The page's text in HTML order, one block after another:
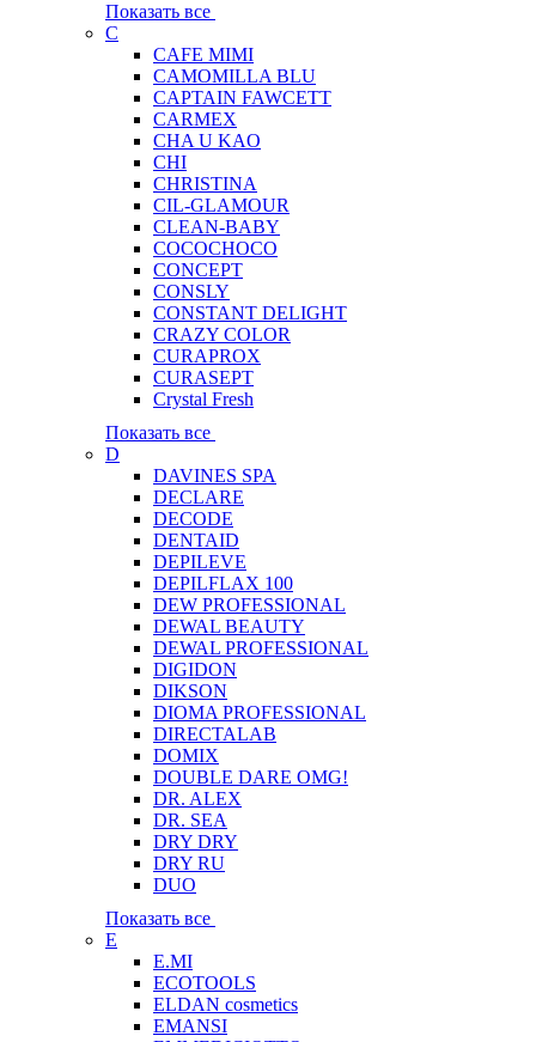
Показать все
C
CAFE MIMI
CAMOMILLA BLU
CAPTAIN FAWCETT
CARMEX
CHA U KAO
CHI
CHRISTINA
CIL-GLAMOUR
CLEAN-BABY
COCOCHOCO
CONCEPT
CONSLY
CONSTANT DELIGHT
CRAZY COLOR
CURAPROX
CURASEPT
Crystal Fresh
Показать все
D
DAVINES SPA
DECLARE
DECODE
DENTAID
DEPILEVE
DEPILFLAX 100
DEW PROFESSIONAL
DEWAL BEAUTY
DEWAL PROFESSIONAL
DIGIDON
DIKSON
DIOMA PROFESSIONAL
DIRECTALAB
DOMIX
DOUBLE DARE OMG!
DR. ALEX
DR. SEA
DRY DRY
DRY RU
DUO
Показать все
E
E.MI
ECOTOOLS
ELDAN cosmetics
EMANSI